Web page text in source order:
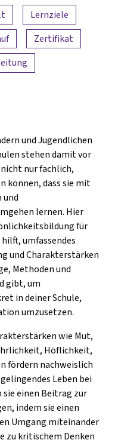
Lernziele
Zertifikat
und Jugendlichen
stehen damit vor
nur fachlich,
können, dass sie mit
und
lernen. Hier
für
umfassendes
und Charakterstärken
Methoden und
gibt, um
in deiner Schule,
umzusetzen.
wie Mut,
Höflichkeit,
fördern nachweislich
Leben bei
sie einen Beitrag zur
indem sie einen
Umgang miteinander
zu kritischem Denken